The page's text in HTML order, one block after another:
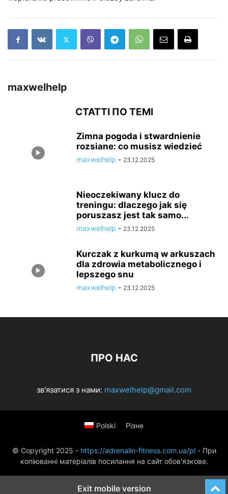
maxwelhelp
СТАТТІ ПО ТЕМІ
Zimna pogoda i stwardnienie
rozsiane: co musisz wiedzieć
maxwelhelp - 23.12.2025
Nieoczekiwany klucz do
treningu: dlaczego jak się
poruszasz jest tak samo...
maxwelhelp - 23.12.2025
Kurczak z kurkumą w arkuszach
dla zdrowia metabolicznego i
lepszego snu
maxwelhelp - 23.12.2025
ПРО НАС
зв'язатися з нами: maxwelhelp@gmail.com
Polski Різне
© Copyright 2025 - https://adrenalin-fitness.com.ua/pl- При
копіюванні матеріалів посилання на сайт обов'язкове.
Exit mobile version